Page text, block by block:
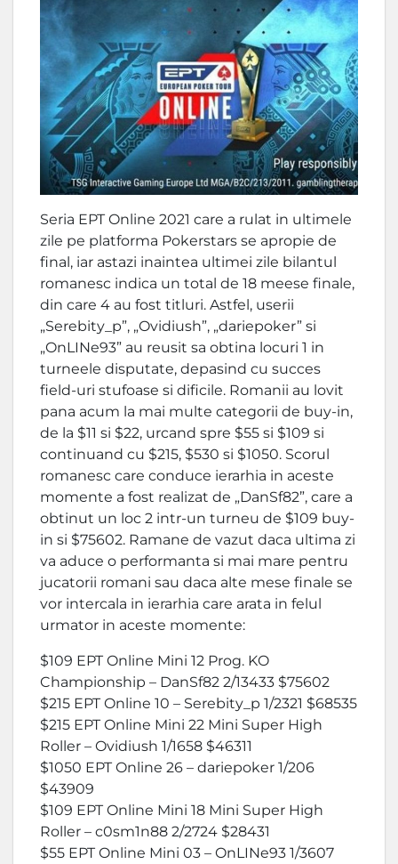
Seria EPT Online 2021 care a rulat in ultimele
zile pe platforma Pokerstars se apropie de
final, iar astazi inaintea ultimei zile bilantul
romanesc indica un total de 18 meese finale,
din care 4 au fost titluri. Astfel, userii
„Serebity_p”, „Ovidiush”, „dariepoker” si
„OnLINe93” au reusit sa obtina locuri 1 in
turneele disputate, depasind cu succes
field-uri stufoase si dificile. Romanii au lovit
pana acum la mai multe categorii de buy-in,
de la $11 si $22, urcand spre $55 si $109 si
continuand cu $215, $530 si $1050. Scorul
romanesc care conduce ierarhia in aceste
momente a fost realizat de „DanSf82”, care a
obtinut un loc 2 intr-un turneu de $109 buy-
in si $75602. Ramane de vazut daca ultima zi
va aduce o performanta si mai mare pentru
jucatorii romani sau daca alte mese finale se
vor intercala in ierarhia care arata in felul
urmator in aceste momente:
$109 EPT Online Mini 12 Prog. KO
Championship – DanSf82 2/13433 $75602
$215 EPT Online 10 – Serebity_p 1/2321 $68535
$215 EPT Online Mini 22 Mini Super High
Roller – Ovidiush 1/1658 $46311
$1050 EPT Online 26 – dariepoker 1/206
$43909
$109 EPT Online Mini 18 Mini Super High
Roller – c0sm1n88 2/2724 $28431
$55 EPT Online Mini 03 – OnLINe93 1/3607